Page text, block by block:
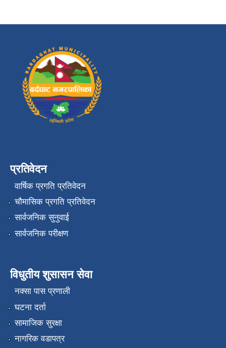
प्रतिवेदन
वार्षिक प्रगति प्रतिवेदन
चौमासिक प्रगति प्रतिवेदन
सार्वजनिक सुनुवाई
सार्वजनिक परीक्षण
विधुतीय शुसासन सेवा
नक्सा पास प्रणाली
घटना दर्ता
सामाजिक सुरक्षा
नागरिक वडापत्र